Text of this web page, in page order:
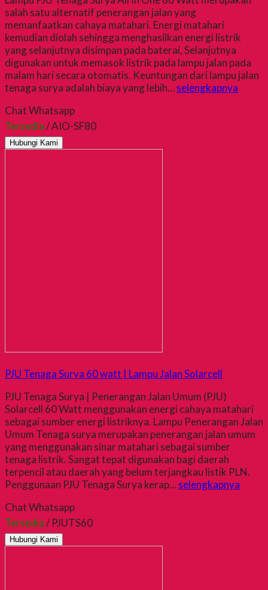
salah satu alternatif penerangan jalan yang
memanfaatkan cahaya matahari. Energi matahari
kemudian diolah sehingga menghasilkan energi listrik
yang selanjutnya disimpan pada baterai, Selanjutnya
digunakan untuk memasok listrik pada lampu jalan pada
malam hari secara otomatis. Keuntungan dari lampu jalan
tenaga surya adalah biaya yang lebih…selengkapnya
Chat Whatsapp
Tersedia/ AIO-SF80
Hubungi Kami
PJU Tenaga Surya 60 watt | Lampu Jalan Solarcell
PJU Tenaga Surya | Penerangan Jalan Umum (PJU)
Solarcell 60 Watt menggunakan energi cahaya matahari
sebagai sumber energi listriknya. Lampu Penerangan Jalan
Umum Tenaga surya merupakan penerangan jalan umum
yang menggunakan sinar matahari sebagai sumber
tenaga listrik. Sangat tepat digunakan bagi daerah
terpencil atau daerah yang belum terjangkau listik PLN.
Penggunaan PJU Tenaga Surya kerap…selengkapnya
Chat Whatsapp
Tersedia/ PJUTS60
Hubungi Kami